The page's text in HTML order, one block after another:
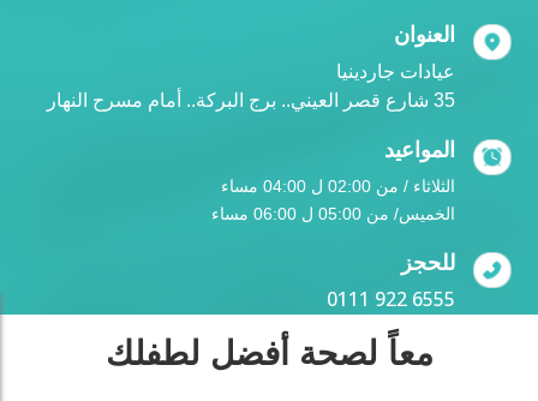
العنوان
عيادات جاردينيا
35 شارع قصر العيني.. برج البركة.. أمام مسرح النهار
المواعيد
الثلاثاء / من 02:00 ل 04:00 مساء
الخميس/ من 05:00 ل 06:00 مساء
للحجز
0111 922 6555
معاً لصحة أفضل لطفلك